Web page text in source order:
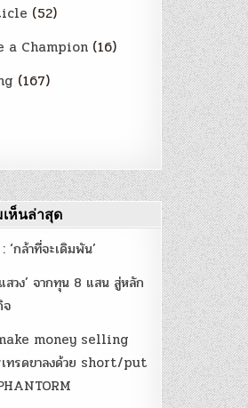
(52)
a Champion (16)
(167)
ห็นล่าสุด
กล้าที่จะเดิมพัน’
วง’ จากทุน 8 แสน สู่หลัก
จ
money selling
ทรดขาลงด้วย short/put